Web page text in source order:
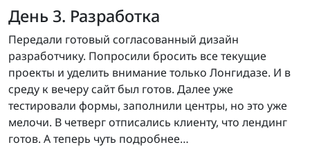
День 3. Разработка
Передали готовый согласованный дизайн
разработчику. Попросили бросить все текущие
проекты и уделить внимание только Лонгидазе. И в
среду к вечеру сайт был готов. Далее уже
тестировали формы, заполнили центры, но это уже
мелочи. В четверг отписались клиенту, что лендинг
готов. А теперь чуть подробнее…